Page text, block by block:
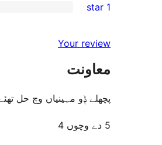
reviews
star
2-
reviews
star
reviews
1 star
Your review
معاونت
پچھلے ݙو مہینیاں وچ حل
5 دے وچوں 4